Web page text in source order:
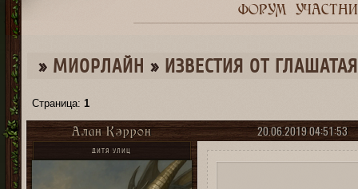
подробнее
ФОРУМ
» МИОРЛАЙН » ИЗВЕСТИЯ ОТ ГЛАШАТАЯ
Страница:1
20.06.2019 04:51:53
Алан Кэррон
ДИТЯ УЛИЦ